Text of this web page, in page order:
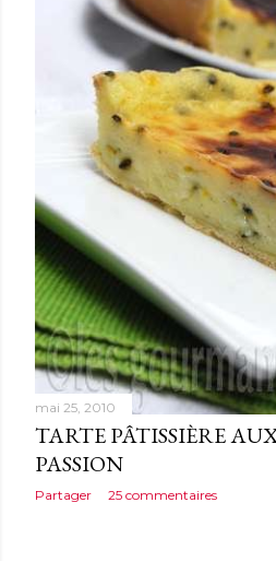
mai 25, 2010
TARTE PÂTISSIÈRE
PASSION
Partager 25 commentaires